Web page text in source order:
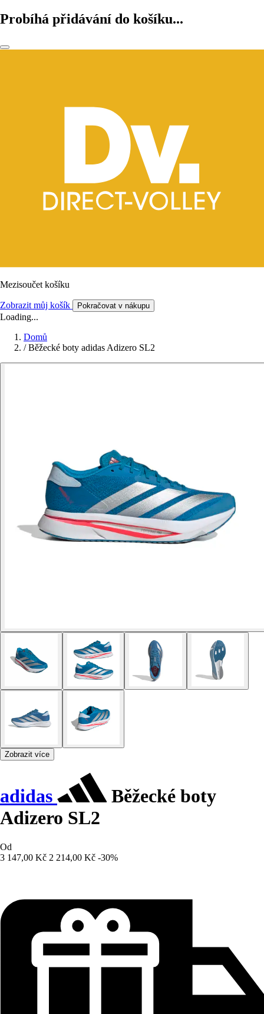
Probíhá přidávání do košíku...
Mezisoučet košíku
Zobrazit můj košík Pokračovat v nákupu
Loading...
Domů
/ Běžecké boty adidas Adizero SL2
Zobrazit více
adidas
Běžecké boty
Adizero SL2
Od
3 147,00 Kč 2 214,00 Kč -30%